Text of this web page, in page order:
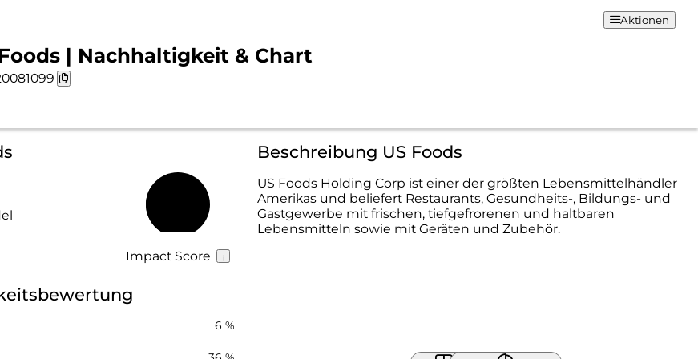
| Nachhaltigkeit & Chart
Aktionen
Impact Score
Beschreibung US Foods
US Foods Holding Corp ist einer der größten Lebensmittelhändler
Amerikas und beliefert Restaurants, Gesundheits-, Bildungs- und
Gastgewerbe mit frischen, tiefgefrorenen und haltbaren
Lebensmitteln sowie mit Geräten und Zubehör.
6 %